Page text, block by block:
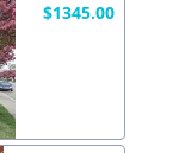
$1345.00